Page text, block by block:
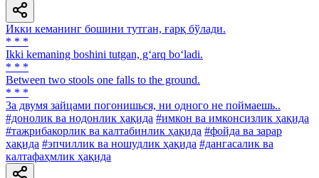
Икки кеманинг бошини тутган, ғарқ бўлади.
* * *
Ikki kemaning boshini tutgan, g‘arq bo‘ladi.
* * *
Between two stools one falls to the ground.
* * *
3a двумя зайцами погонишься, ни одного не поймаешь..
#донолик ва нодонлик ҳақида #имкон ва имконсизлик ҳақида
#тажрибакорлик ва калтабинлик ҳақида #фойда ва зарар
ҳақида #эпчиллик ва ношудлик ҳақида #дангасалик ва
калтафаҳмлик ҳақида